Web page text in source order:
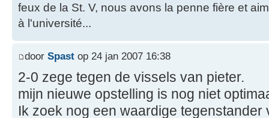
feux de la St. V, nous avons la penne fière et
à l'université...
door Spast op 24 jan 2007 16:38
2-0 zege tegen de vissels van pieter.
mijn nieuwe opstelling is nog niet
Ik zoek nog een waardige tegenstander